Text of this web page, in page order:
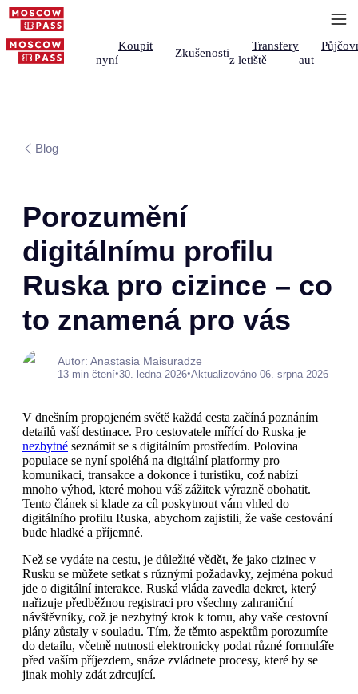
Koupit
nyní
Zkušenosti
Transfery
z letiště
aut
Blog
Porozumění
digitálnímu profilu
Ruska pro cizince – co
to znamená pro vás
Autor: Anastasia Maisuradze
13 min čtení•30. ledna 2026•Aktualizováno 06. srpna 2026
V dnešním propojeném světě každá cesta začíná poznáním
detailů vaší destinace. Pro cestovatele mířící do Ruska je
nezbytné seznámit se s digitálním prostředím. Polovina
populace se nyní spoléhá na digitální platformy pro
komunikaci, transakce a dokonce i turistiku, což nabízí
mnoho výhod, které mohou váš zážitek výrazně obohatit.
Tento článek si klade za cíl poskytnout vám vhled do
digitálního profilu Ruska, abychom zajistili, že vaše cestování
bude hladké a příjemné.
Než se vydáte na cestu, je důležité vědět, že jako cizinec v
Rusku se můžete setkat s různými požadavky, zejména pokud
jde o digitální interakce. Ruská vláda zavedla dekret, který
nařizuje předběžnou registraci pro všechny zahraniční
návštěvníky, což je nezbytný krok k tomu, aby vaše cestovní
plány zůstaly v souladu. Tím, že těmto aspektům porozumíte
do detailu, včetně nutnosti elektronicky podat různé formuláře
před vaším příjezdem, snáze zvládnete procesy, které by se
jinak mohly zdát zdrcující.